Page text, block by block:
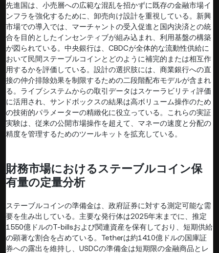
先進国は、小売層への広範な混乱を招かずに既存の金融市場イ
ンフラを強化するために、卸売向け設計を重視している。新興
市場での導入では、マーチャントの受入促進と国内決済との統
合を目的としたインセンティブが組み込まれ、利用基盤の構築
が図られている。中央銀行は、CBDCが全体的な流動性供給に
おいて民間ステーブルコインとどのように補完的または相互作
用するかを評価している。設計の選択肢には、商業銀行への直
接の仲介排除効果を制限するための二段階配布モデルが含まれ
る。ライブシステムからの取引データはスケーラビリティ評価
に活用され、サンドボックスの結果は高ボリューム操作のため
の技術的パラメーターの精緻化に役立っている。これらの実証
実験は、従来の公開市場操作を超えて、マネーの速度と分配の
精度を管理するためのツールキットを拡充している。
財務市場におけるステーブルコイン保
有量の定量分析
ステーブルコインの準備金は、政府証券に対する測定可能な需
要を生み出している。主要な発行体は2025年末までに、推定
1550億ドルのT-billsおよび関連資産を保有しており、短期供給
の顕著な割合を占めている。Tetherは約1410億ドルの国庫証
券への露出を維持し、USDCの準備金は短期限の金融商品とレ